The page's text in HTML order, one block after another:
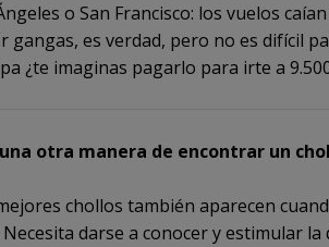
o San Francisco: los vuelos
gangas, es verdad, pero no es difícil
¿te imaginas pagarlo para irte a
otra manera de encontrar un
chollos también aparecen
darse a conocer y estimular